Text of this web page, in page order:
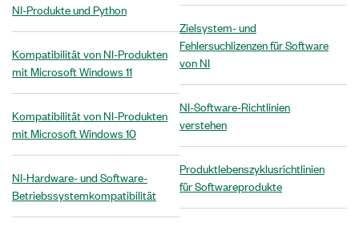
NI-Produkte und Python
Kompatibilität von NI-Produkten
mit Microsoft Windows 11
Kompatibilität von NI-Produkten
mit Microsoft Windows 10
NI-Hardware- und Software-
Betriebssystemkompatibilität
Zielsystem- und
Fehlersuchlizenzen für Software
von NI
NI-Software-Richtlinien
verstehen
Produktlebenszyklusrichtlinien
für Softwareprodukte